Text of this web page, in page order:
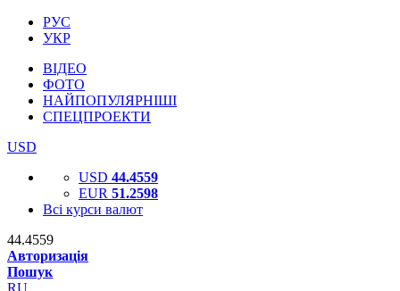
РУС
УКР
ВІДЕО
ФОТО
НАЙПОПУЛЯРНІШІ
СПЕЦПРОЕКТИ
USD
USD 44.4559
EUR 51.2598
Всі курси валют
44.4559
Авторизація
Пошук
RU